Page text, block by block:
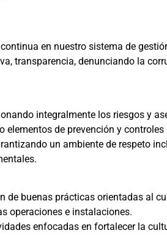
en nuestro sistema de
transparencia, denunciando la
integralmente los riesgos y
de prevención y
un ambiente de respeto
buenas prácticas orientadas al
operaciones e instalaciones.
enfocadas en fortalecer la